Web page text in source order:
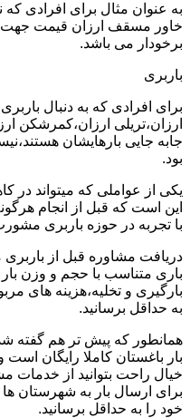
به عنوان مثال برای افرادی که
خاور مسقف ارزان قیمت جهت
برخودار می باشد.
باربری
برای افرادی که به دنبال
ارزان،تریلی ارزان،کمرشکن
جابه جایی بارهایشان
بود.
یکی از عواملی که میتواند در
این است که قبل از انجام
با تجربه در حوزه باربری
دریافت مشاوره قبل از
باری متناسب با حجم و وزن
بارگیری و تخلیه،هزینه های
به حداقل برسانید.
همانطور که پیش تر هم گفته
بار باغستان کاملا رایگان است
خیال راحت بتوانید از خدمات
برای ارسال بار به شهرستان ها
خود را به حداقل برسانید.